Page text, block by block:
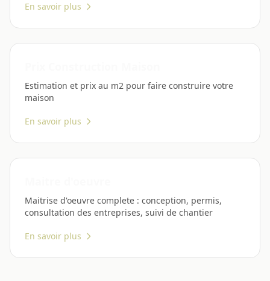
En savoir plus
Estimation et prix au m2 pour faire construire votre
maison
En savoir plus
Maitrise d'oeuvre complete : conception, permis,
consultation des entreprises, suivi de chantier
En savoir plus